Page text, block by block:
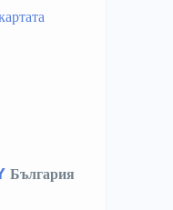
България